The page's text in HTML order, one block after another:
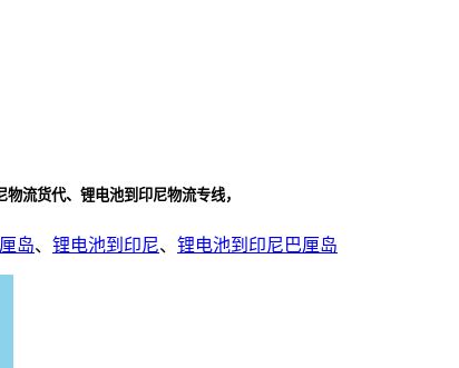
流货代、锂电池到印尼物流专线，
岛、 锂电池到印尼、 锂电池到印尼巴厘岛